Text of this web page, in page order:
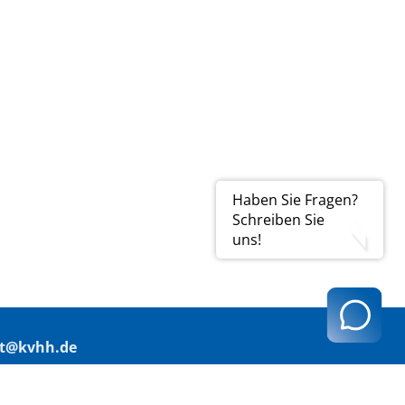
Haben Sie Fragen?
Schreiben Sie
uns!